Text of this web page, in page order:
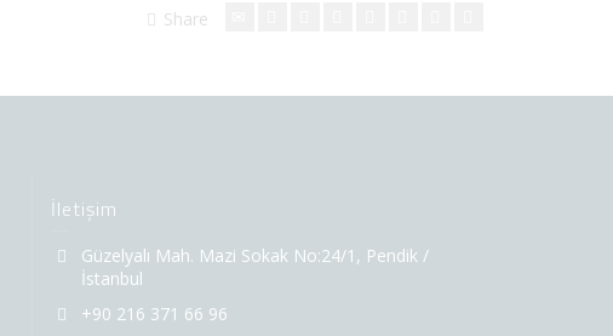
Share
İletişim
Güzelyalı Mah. Mazi Sokak No:24/1, Pendik /
İstanbul
+90 216 371 66 96